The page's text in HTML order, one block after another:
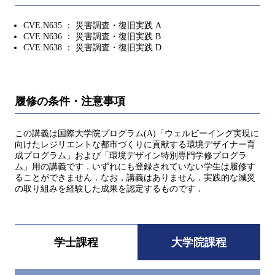
CVE.N635 ： 災害調査・復旧実践 A
CVE.N636 ： 災害調査・復旧実践 B
CVE.N638 ： 災害調査・復旧実践 D
履修の条件・注意事項
この講義は国際大学院プログラム(A)「ウェルビーイング実現に
向けたレジリエントな都市づくりに貢献する環境デザイナー育
成プログラム」および「環境デザイン特別専門学修プログラ
ム」用の講義です．いずれにも登録されていない学生は履修す
ることができません．なお，講義はありません．実践的な減災
の取り組みを経験した成果を認定するものです．
学士課程 大学院課程